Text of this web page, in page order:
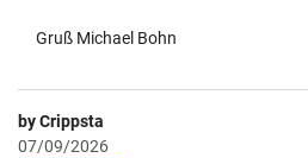
Gruß Michael Bohn
by Crippsta
07/09/2026